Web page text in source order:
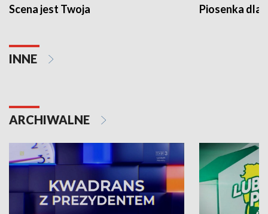
Scena jest Twoja Piosenka dla
INNE
ARCHIWALNE